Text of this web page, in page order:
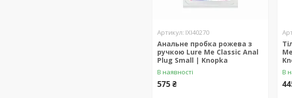
IXI40270
Анальне пробка рожева з
ручкою Lure Me Classic Anal
Plug Small | Knopka
В наявності
575 ₴
В